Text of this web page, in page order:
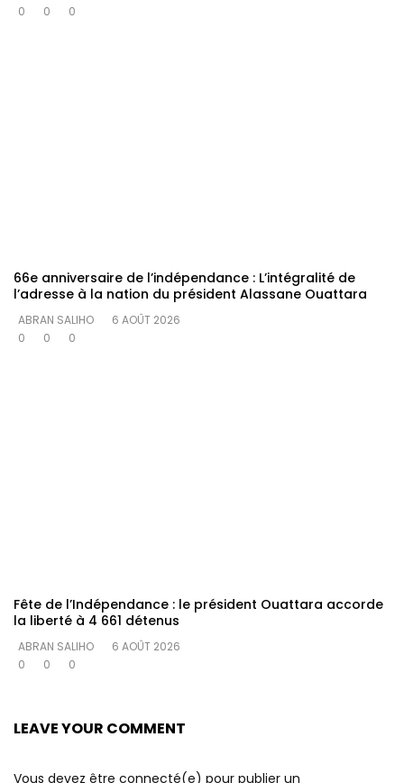
0
0 0
66e anniversaire de l’indépendance : L’intégralité de
l’adresse à la nation du président Alassane Ouattara
ABRAN SALIHO
6 AOÛT 2026
0
0 0
Fête de l’Indépendance : le président Ouattara accorde
la liberté à 4 661 détenus
ABRAN SALIHO
6 AOÛT 2026
0
0 0
LEAVE YOUR COMMENT
Vous devez être connecté(e) pour publier un